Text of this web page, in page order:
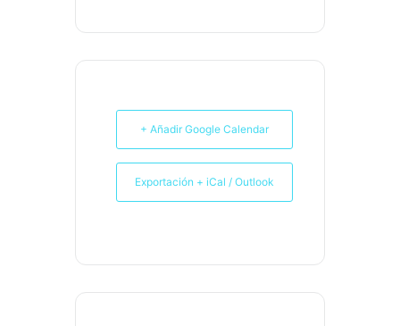
+ Añadir Google Calendar
Exportación + iCal / Outlook